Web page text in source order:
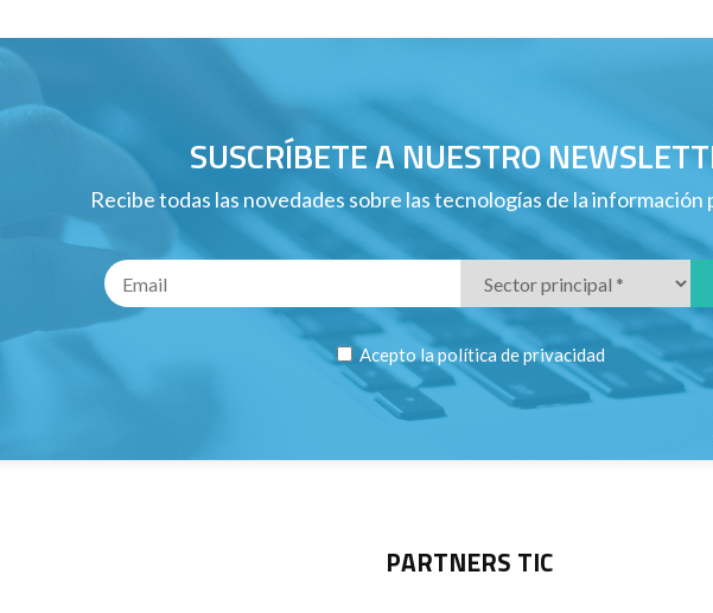
SUSCRÍBETE A NUESTRO
Recibe todas las novedades sobre las tecnologías de la información
Acepto lapolítica de privacidad
PARTNERS TIC